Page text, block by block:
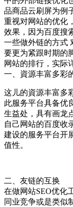
品商品云刷屏为例
重视对网站的优化
效果，因为百度搜
一些做外链的方式
要更为紧跟时期的
网站的排行，实际
一、資源丰富多彩
这儿的資源丰富多
此服务平台具备优
生益处，具有画龙
自己网站的百度收
建设的服务平台开
值性。
二、友链的互换
在做网站SEO优化
同业竞争或是类似